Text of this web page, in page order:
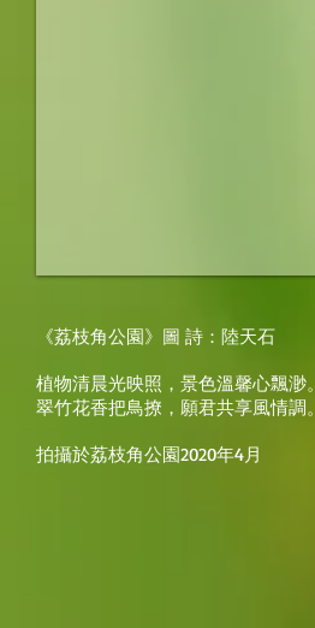
《荔枝角公園》圖 詩：陸天石
植物清晨光映照，景色溫馨心飄渺。
翠竹花香把鳥撩，願君共享風情調。
拍攝於荔枝角公園2020年4月